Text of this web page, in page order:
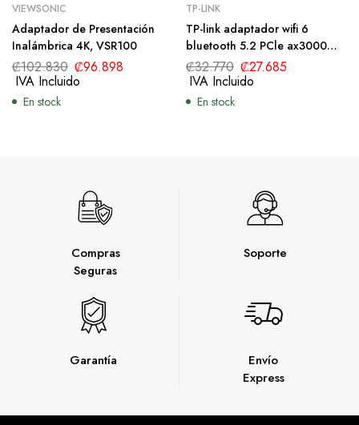
VIEWSONIC
Adaptador de Presentación
Inalámbrica 4K, VSR100
₡102.830 ₡96.898
IVA Incluido
En stock
TP-LINK
TP-link adaptador wifi 6
bluetooth 5.2 PCle ax3000
archer TX50E
₡32.770 ₡27.685
IVA Incluido
En stock
Garantía
Compras
Seguras
Envío
Express
Soporte